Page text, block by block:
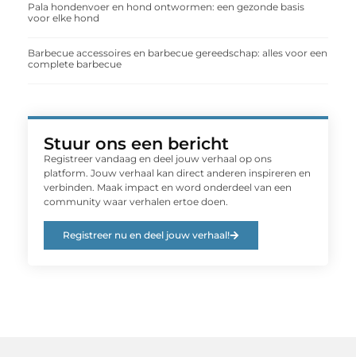
Pala hondenvoer en hond ontwormen: een gezonde basis
voor elke hond
Barbecue accessoires en barbecue gereedschap: alles voor een
complete barbecue
Stuur ons een bericht
Registreer vandaag en deel jouw verhaal op ons
platform. Jouw verhaal kan direct anderen inspireren en
verbinden. Maak impact en word onderdeel van een
community waar verhalen ertoe doen.
Registreer nu en deel jouw verhaal!